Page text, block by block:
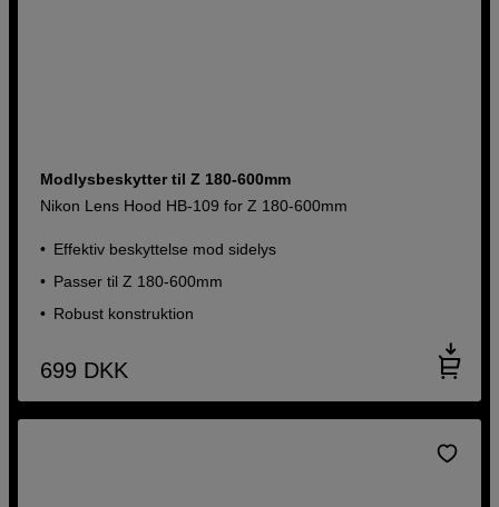
Modlysbeskytter til Z 180-600mm
Nikon Lens Hood HB-109 for Z 180-600mm
Effektiv beskyttelse mod sidelys
Passer til Z 180-600mm
Robust konstruktion
699 DKK